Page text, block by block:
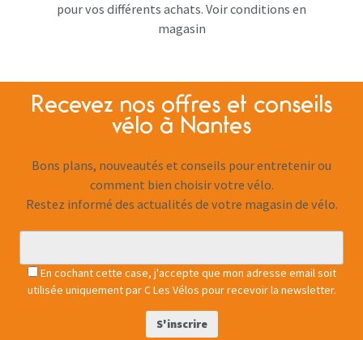
pour vos différents achats. Voir conditions en
magasin
Recevez nos offres et conseils
vélo à Nantes
Bons plans, nouveautés et conseils pour entretenir ou
comment bien choisir votre vélo.
Restez informé des actualités de votre magasin de vélo.
En cochant cette case, j'accepte que mon adresse email soit
utilisée uniquement par C Les Vélos pour recevoir la newsletter.